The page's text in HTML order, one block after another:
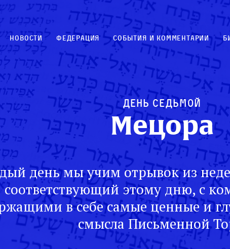
Новости Федерация События и комментарии
День седьмой
Мецора
день мы учим отрывок из
соответствующий этому дню, с
в себе самые ценные и
смысла Письменной